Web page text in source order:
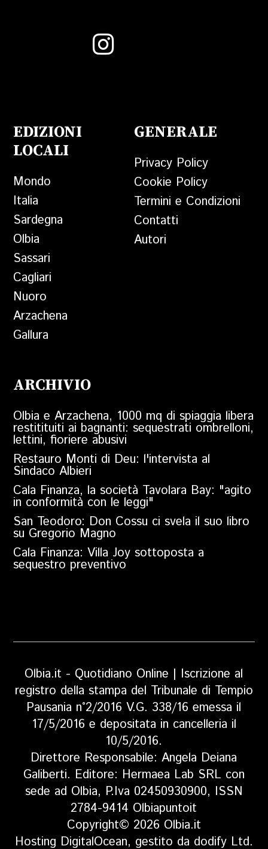
EDIZIONI
LOCALI
Mondo
Italia
Sardegna
Olbia
Sassari
Cagliari
Nuoro
Arzachena
Gallura
GENERALE
Privacy Policy
Cookie Policy
Termini e Condizioni
Contatti
Autori
ARCHIVIO
Olbia e Arzachena, 1000 mq di spiaggia libera
restitituiti ai bagnanti: sequestrati ombrelloni,
lettini, fioriere abusivi
Restauro Monti di Deu: l'intervista al
Sindaco Albieri
Cala Finanza, la società Tavolara Bay: "agito
in conformità con le leggi"
San Teodoro: Don Cossu ci svela il suo libro
su Gregorio Magno
Cala Finanza: Villa Joy sottoposta a
sequestro preventivo
Olbia.it - Quotidiano Online | Iscrizione al
registro della stampa del Tribunale di Tempio
Pausania n°2/2016 V.G. 338/16 emessa il
17/5/2016 e depositata in cancelleria il
10/5/2016.
Direttore Responsabile: Angela Deiana
Galiberti. Editore: Hermaea Lab SRL con
sede ad Olbia, P.Iva 02450930900, ISSN
2784-9414 Olbiapuntoit
Copyright© 2026 Olbia.it
Hosting DigitalOcean, gestito da dodify Ltd.